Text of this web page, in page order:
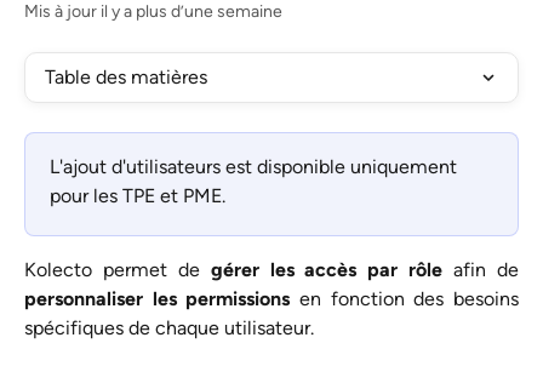
Mis à jour il y a plus d’une semaine
Table des matières
L'ajout d'utilisateurs est disponible uniquement
pour les TPE et PME.
Kolecto permet de gérer les accès par rôle afin de
personnaliser les permissions en fonction des besoins
spécifiques de chaque utilisateur.